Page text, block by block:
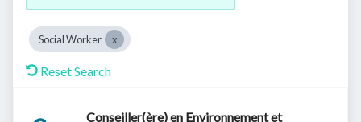
Social Worker
Reset Search
Conseiller(ère) en Environnement et